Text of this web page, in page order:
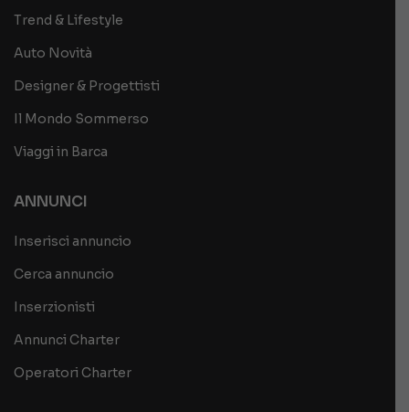
Trend & Lifestyle
Auto Novità
Designer & Progettisti
Il Mondo Sommerso
Viaggi in Barca
ANNUNCI
Inserisci annuncio
Cerca annuncio
Inserzionisti
Annunci Charter
Operatori Charter